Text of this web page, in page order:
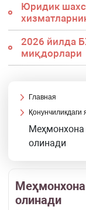
Юридик
2026 йилда
миқдорлари
Главная
Қонунчиликдаги
олинади
олинади